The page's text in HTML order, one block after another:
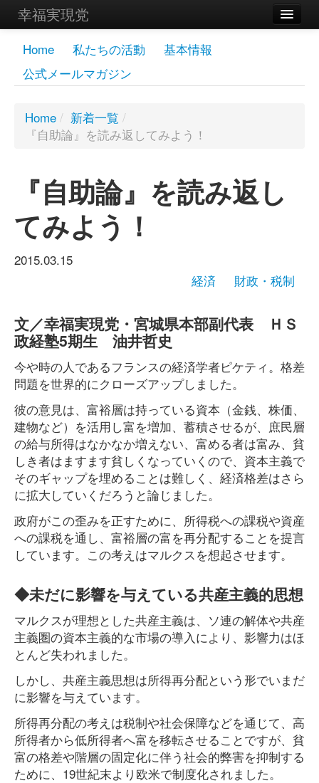
幸福実現党
メンバーズページ
党員
お問い合わせ
Home 私たちの活動
基本情報
公式メールマガジン
Home / 新着一覧 /
『自助論』を読み返してみよう！
『自助論』を読み返し
てみよう！
2015.03.15
経済
財政・税制
文／幸福実現党・宮城県本部副代表 ＨＳ
政経塾5期生 油井哲史
今や時の人であるフランスの経済学者ピケティ。格差
問題を世界的にクローズアップしました。
彼の意見は、富裕層は持っている資本（金銭、株価、
建物など）を活用し富を増加、蓄積させるが、庶民層
の給与所得はなかなか増えない、富める者は富み、貧
しき者はますます貧しくなっていくので、資本主義で
そのギャップを埋めることは難しく、経済格差はさら
に拡大していくだろうと論じました。
政府がこの歪みを正すために、所得税への課税や資産
への課税を通し、富裕層の富を再分配することを提言
しています。この考えはマルクスを想起させます。
◆未だに影響を与えている共産主義的思想
マルクスが理想とした共産主義は、ソ連の解体や共産
主義圏の資本主義的な市場の導入により、影響力はほ
とんど失われました。
しかし、共産主義思想は所得再分配という形でいまだ
に影響を与えています。
所得再分配の考えは税制や社会保障などを通じて、高
所得者から低所得者へ富を移転させることですが、貧
富の格差や階層の固定化に伴う社会的弊害を抑制する
ために、19世紀末より欧米で制度化されました。